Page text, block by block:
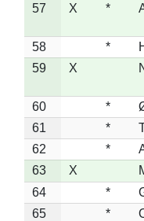
57
X *
58 *
59
X
60 *
61
*
62
*
63
X
64
*
65
*